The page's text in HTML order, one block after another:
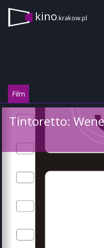
kino.krakow.pl
Film
Tintoretto: